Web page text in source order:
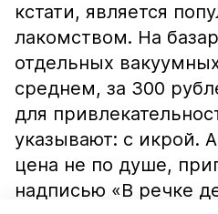
кстати, является
лакомством. На
отдельных
среднем, за 300
для
указывают: с икрой.
цена не по душе,
надписью «В речке